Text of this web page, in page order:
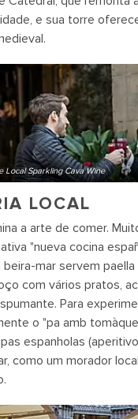
e sua torre
Local Sparkling Cava Wine
LOCAL
a arte de comer.
"nueva cocina
mar servem
com vários pratos,
Para
o "pa amb
espanholas
como um morador